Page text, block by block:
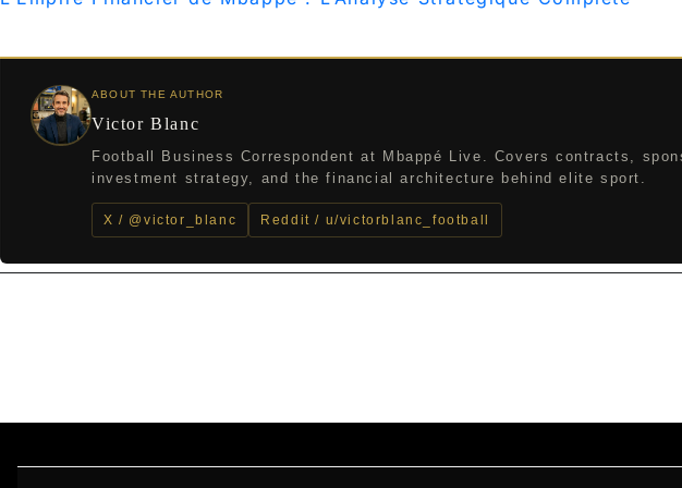
ABOUT THE AUTHOR
Victor Blanc
Football Business Correspondent at Mbappé Live. Covers contracts,
investment strategy, and the financial architecture behind elite sport.
X / @victor_blanc Reddit / u/victorblanc_football